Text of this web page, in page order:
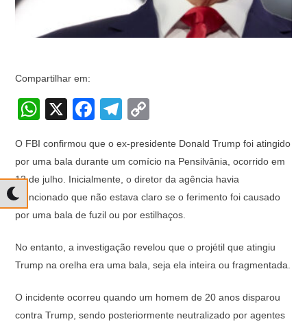
Compartilhar em:
W
at
s
A
p
p
X
F
c
e
b
o
o
k
T
e
gr
a
m
p
y
Li
n
k
O FBI confirmou que o ex-presidente Donald Trump foi atingido
por uma bala durante um comício na Pensilvânia, ocorrido em
13 de julho. Inicialmente, o diretor da agência havia
mencionado que não estava claro se o ferimento foi causado
por uma bala de fuzil ou por estilhaços.
No entanto, a investigação revelou que o projétil que atingiu
Trump na orelha era uma bala, seja ela inteira ou fragmentada.
O incidente ocorreu quando um homem de 20 anos disparou
contra Trump, sendo posteriormente neutralizado por agentes